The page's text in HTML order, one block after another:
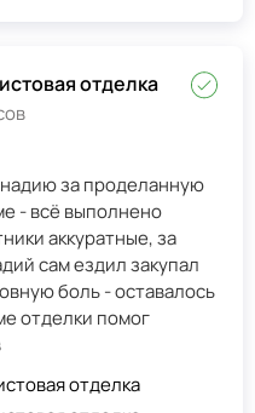
отделка
за проделанную
- всё выполнено
аккуратные, за
сам ездил закупал
боль - оставалось
отделки помог